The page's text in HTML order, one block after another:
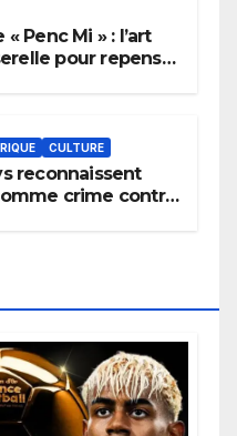
Penc Mi » : l’art
pour repenser
CULTURE
reconnaissent
crime contre